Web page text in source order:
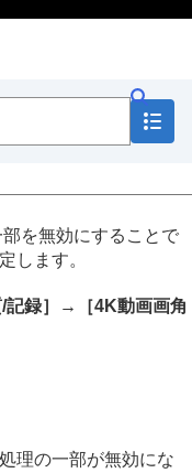
機能
を無効にすることで
します。
記録］ →
［4K動画画角
理の一部が無効にな